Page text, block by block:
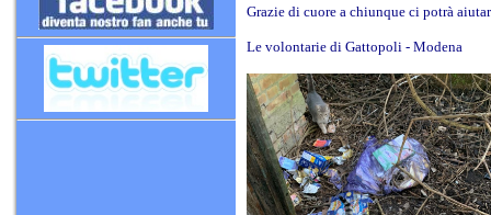
Grazie di cuore a chiunque ci potrà
Le volontarie di Gattopoli - Modena